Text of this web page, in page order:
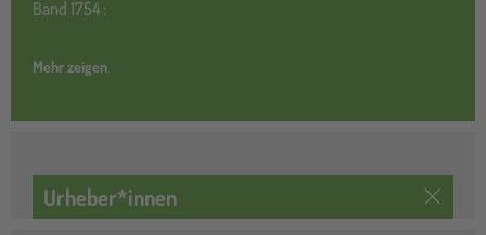
Band 1754 :
Mehr zeigen
Urheber*innen